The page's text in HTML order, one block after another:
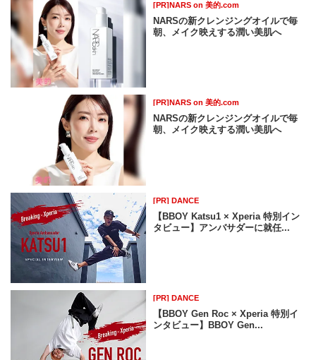
[PR]NARS on 美的.com
NARSの新クレンジングオイルで毎
朝、メイク映えする潤い美肌へ
[PR]NARS on 美的.com
NARSの新クレンジングオイルで毎
朝、メイク映えする潤い美肌へ
[PR] DANCE
【BBOY Katsu1 × Xperia 特別イン
タビュー】アンバサダーに就任...
[PR] DANCE
【BBOY Gen Roc × Xperia 特別イ
ンタビュー】BBOY Gen...